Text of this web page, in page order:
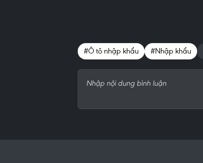
#Ô tô nhập khẩu #Nhập khẩu